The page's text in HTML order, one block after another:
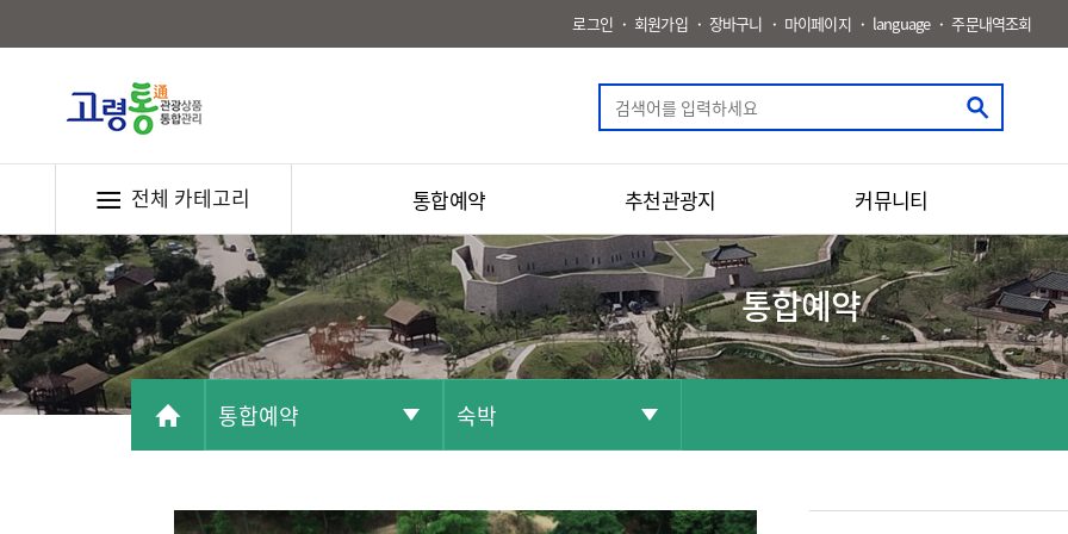
로그인 회원가입 장바구니 마이페이지 language 주문내역조회
전체 카테고리 통합예약 추천관광지 커뮤니티
통합예약
통합예약 숙박